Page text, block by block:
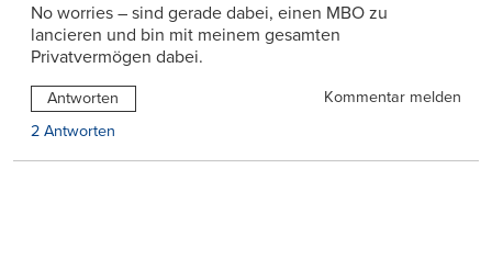
No worries – sind gerade dabei, einen MBO zu
lancieren und bin mit meinem gesamten
Privatvermögen dabei.
Antworten
Kommentar melden
2 Antworten